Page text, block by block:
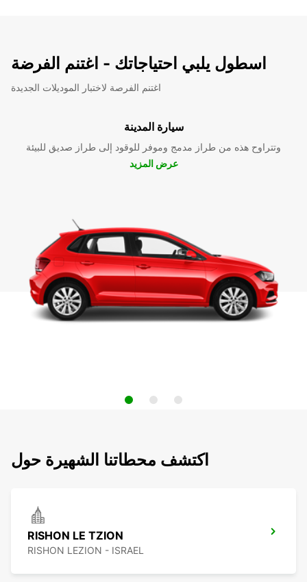
اسطول يلبي احتياجاتك - اغتنم الفرضة
اغتنم الفرصة لاختبار الموديلات الجديدة
سيارة المدينة
وتتراوح هذه من طراز مدمج وموفر للوقود إلى طراز صديق للبيئة
عرض المزيد
اكتشف محطاتنا الشهيرة حول
RISHON LE TZION
RISHON LEZION - ISRAEL